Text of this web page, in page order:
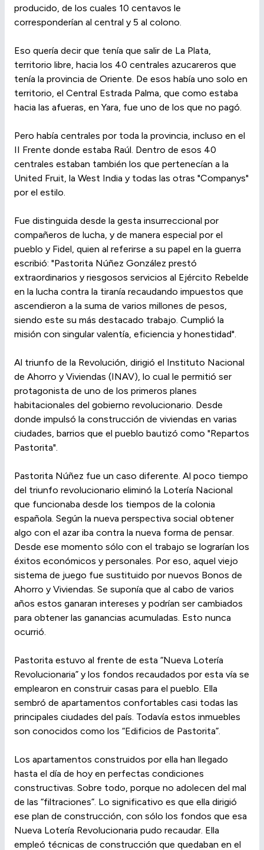
producido, de los cuales 10 centavos le
corresponderían al central y 5 al colono.
Eso quería decir que tenía que salir de La Plata,
territorio libre, hacia los 40 centrales azucareros que
tenía la provincia de Oriente. De esos había uno solo en
territorio, el Central Estrada Palma, que como estaba
hacia las afueras, en Yara, fue uno de los que no pagó.
Pero había centrales por toda la provincia, incluso en el
II Frente donde estaba Raúl. Dentro de esos 40
centrales estaban también los que pertenecían a la
United Fruit, la West India y todas las otras "Companys"
por el estilo.
Fue distinguida desde la gesta insurreccional por
compañeros de lucha, y de manera especial por el
pueblo y Fidel, quien al referirse a su papel en la guerra
escribió: "Pastorita Núñez González prestó
extraordinarios y riesgosos servicios al Ejército Rebelde
en la lucha contra la tiranía recaudando impuestos que
ascendieron a la suma de varios millones de pesos,
siendo este su más destacado trabajo. Cumplió la
misión con singular valentía, eficiencia y honestidad".
Al triunfo de la Revolución, dirigió el Instituto Nacional
de Ahorro y Viviendas (INAV), lo cual le permitió ser
protagonista de uno de los primeros planes
habitacionales del gobierno revolucionario. Desde
donde impulsó la construcción de viviendas en varias
ciudades, barrios que el pueblo bautizó como "Repartos
Pastorita".
Pastorita Núñez fue un caso diferente. Al poco tiempo
del triunfo revolucionario eliminó la Lotería Nacional
que funcionaba desde los tiempos de la colonia
española. Según la nueva perspectiva social obtener
algo con el azar iba contra la nueva forma de pensar.
Desde ese momento sólo con el trabajo se lograrían los
éxitos económicos y personales. Por eso, aquel viejo
sistema de juego fue sustituido por nuevos Bonos de
Ahorro y Viviendas. Se suponía que al cabo de varios
años estos ganaran intereses y podrían ser cambiados
para obtener las ganancias acumuladas. Esto nunca
ocurrió.
Pastorita estuvo al frente de esta “Nueva Lotería
Revolucionaria” y los fondos recaudados por esta vía se
emplearon en construir casas para el pueblo. Ella
sembró de apartamentos confortables casi todas las
principales ciudades del país. Todavía estos inmuebles
son conocidos como los “Edificios de Pastorita”.
Los apartamentos construidos por ella han llegado
hasta el día de hoy en perfectas condiciones
constructivas. Sobre todo, porque no adolecen del mal
de las “filtraciones”. Lo significativo es que ella dirigió
ese plan de construcción, con sólo los fondos que esa
Nueva Lotería Revolucionaria pudo recaudar. Ella
empleó técnicas de construcción que quedaban en el